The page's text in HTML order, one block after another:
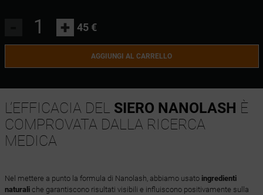
+ 45 €
AGGIUNGI AL CARRELLO
L’EFFICACIA DEL SIERO NANOLASH È
COMPROVATA DALLA RICERCA
MEDICA
Nel mettere a punto la formula di Nanolash, abbiamo usato ingredienti
naturaliche garantiscono risultati visibili e influiscono positivamente sulla